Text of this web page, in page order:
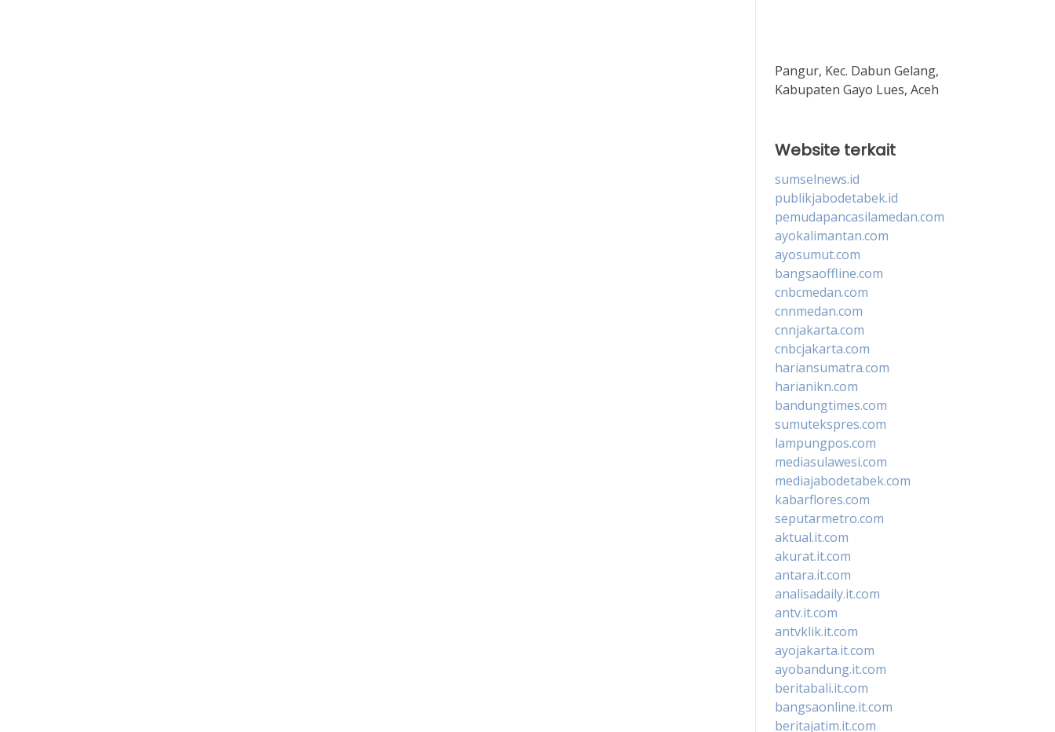
Pangur, Kec. Dabun Gelang,
Kabupaten Gayo Lues, Aceh
Website terkait
sumselnews.id
publikjabodetabek.id
pemudapancasilamedan.com
ayokalimantan.com
ayosumut.com
bangsaoffline.com
cnbcmedan.com
cnnmedan.com
cnnjakarta.com
cnbcjakarta.com
hariansumatra.com
harianikn.com
bandungtimes.com
sumutekspres.com
lampungpos.com
mediasulawesi.com
mediajabodetabek.com
kabarflores.com
seputarmetro.com
aktual.it.com
akurat.it.com
antara.it.com
analisadaily.it.com
antv.it.com
antvklik.it.com
ayojakarta.it.com
ayobandung.it.com
beritabali.it.com
bangsaonline.it.com
beritajatim.it.com